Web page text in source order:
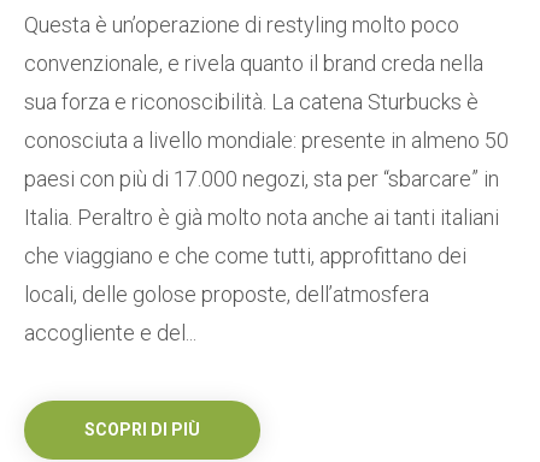
Questa è un’operazione di restyling molto poco
convenzionale, e rivela quanto il brand creda nella
sua forza e riconoscibilità. La catena Sturbucks è
conosciuta a livello mondiale: presente in almeno 50
paesi con più di 17.000 negozi, sta per “sbarcare” in
Italia. Peraltro è già molto nota anche ai tanti italiani
che viaggiano e che come tutti, approfittano dei
locali, delle golose proposte, dell’atmosfera
accogliente e del...
SCOPRI DI PIÙ